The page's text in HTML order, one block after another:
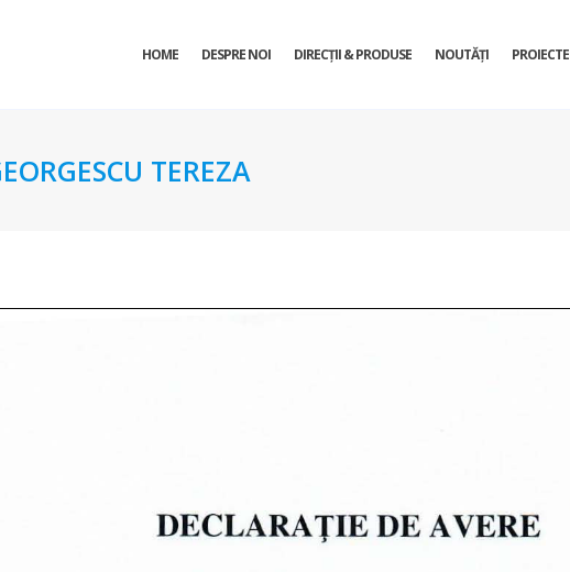
HOME DESPRE NOI DIRECŢII & PRODUSE NOUTĂȚI PROIECTE
TEREZA